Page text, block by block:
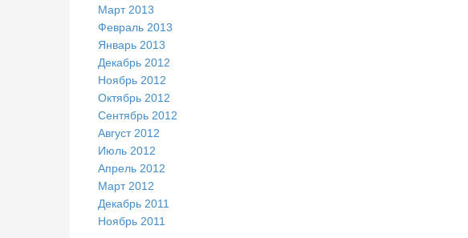
Март 2013
Февраль 2013
Январь 2013
Декабрь 2012
Ноябрь 2012
Октябрь 2012
Сентябрь 2012
Август 2012
Июль 2012
Апрель 2012
Март 2012
Декабрь 2011
Ноябрь 2011